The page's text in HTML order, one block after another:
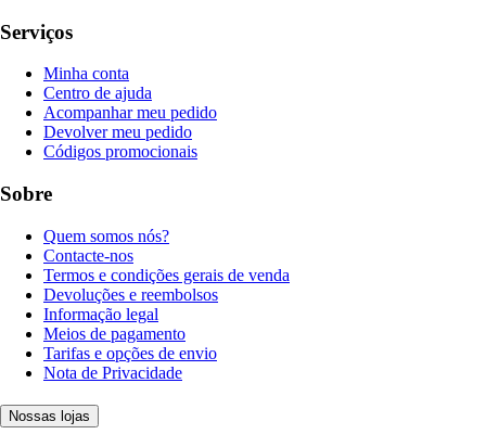
Serviços
Minha conta
Centro de ajuda
Acompanhar meu pedido
Devolver meu pedido
Códigos promocionais
Sobre
Quem somos nós?
Contacte-nos
Termos e condições gerais de venda
Devoluções e reembolsos
Informação legal
Meios de pagamento
Tarifas e opções de envio
Nota de Privacidade
Nossas lojas